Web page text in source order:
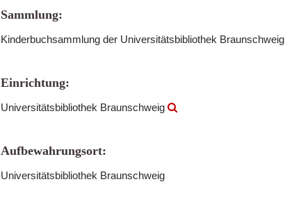
Sammlung:
Kinderbuchsammlung der Universitätsbibliothek Braunschweig
Einrichtung:
Universitätsbibliothek Braunschweig
Aufbewahrungsort:
Universitätsbibliothek Braunschweig